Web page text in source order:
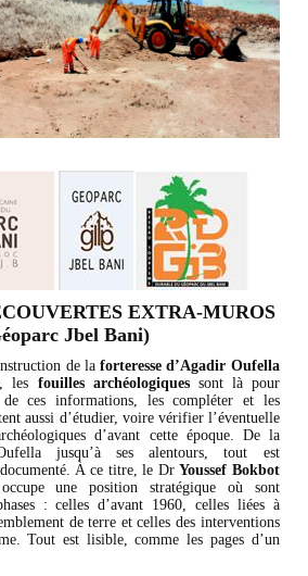
EXTRA-MUROS
Jbel Bani)
de laforteresse d’Agadir Oufella
les fouilles archéologiquessont là pour
ces informations, les compléter et les
aussi d’étudier, voire vérifier l’éventuelle
d’avant cette époque. De la
jusqu’à ses alentours, tout est
documenté. À ce titre, le DrYoussef Bokbot
une position stratégique où sont
: celles d’avant 1960, celles liées à
de terre et celles des interventions
Tout est lisible, comme les pages d’un